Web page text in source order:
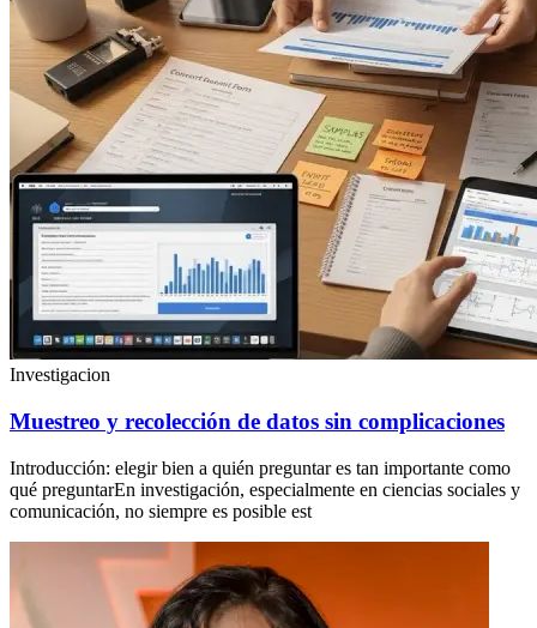
Investigacion
Muestreo y recolección de datos sin complicaciones
Introducción: elegir bien a quién preguntar es tan importante como
qué preguntarEn investigación, especialmente en ciencias sociales y
comunicación, no siempre es posible est